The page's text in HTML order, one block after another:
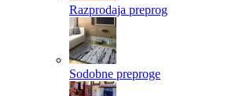
Razprodaja preprog
Sodobne preproge